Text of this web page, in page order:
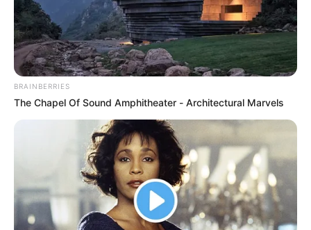
Proceso de fermentación y base
científica
BRAINBERRIES
The Chapel Of Sound Amphitheater - Architectural Marvels